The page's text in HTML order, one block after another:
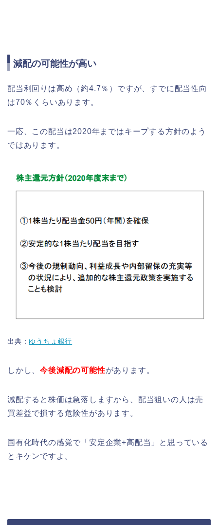
減配の可能性が高い
配当利回りは高め（約4.7％）ですが、すでに配当性向
は70％くらいあります。
一応、この配当は2020年まではキープする方針のよう
ではあります。
出典： ゆうちょ銀行
しかし、今後減配の可能性があります。
減配すると株価は急落しますから、配当狙いの人は売
買差益で損する危険性があります。
国有化時代の感覚で「安定企業+高配当」と思っている
とキケンですよ。